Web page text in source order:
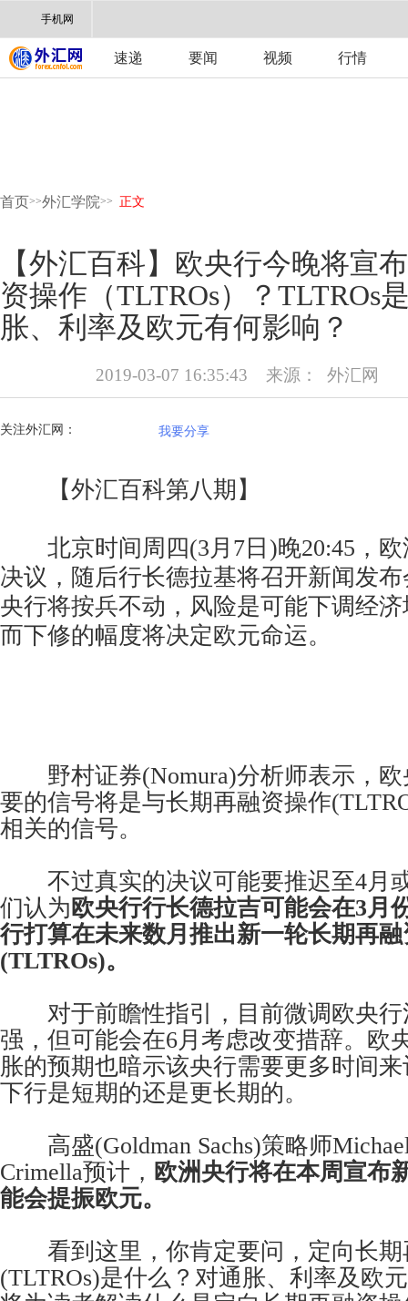
手机网
速递 要闻 视频 行情
首页>>外汇学院>> 正文
【外汇百科】欧央行今晚将宣
资操作（TLTROs）？TLTROs
胀、利率及欧元有何影响？
2019-03-07 16:35:43 来源： 外汇网
关注外汇网： 我要分享
【外汇百科第八期】
北京时间周四(3月7日)晚20:45，欧
决议，随后行长德拉基将召开新闻发
央行将按兵不动，风险是可能下调经
而下修的幅度将决定欧元命运。
野村证券(Nomura)分析师表示，欧
要的信号将是与长期再融资操作
相关的信号。
不过真实的决议可能要推迟至4月
们认为 欧央行行长德拉吉可能会在3月
行打算在未来数月推出新一轮长期再
(TLTROs)。
对于前瞻性指引，目前微调欧央行
强，但可能会在6月考虑改变措辞。欧
胀的预期也暗示该央行需要更多时间
下行是短期的还是更长期的。
高盛(Goldman Sachs)策略师
Crimella预计， 欧洲央行将在本周宣布
能会提振欧元。
看到这里，你肯定要问，定向长期
(TLTROs)是什么？对通胀、利率及欧